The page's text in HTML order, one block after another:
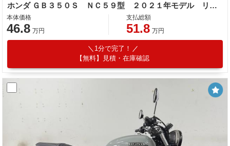
ホンダ ＧＢ３５０Ｓ ＮＣ５９型 ２０２１年モデル リアキャリア グリップヒーター タコメーター
本体価格
46.8 万円
支払総額
51.8 万円
1分で完了！
【無料】見積・在庫確認